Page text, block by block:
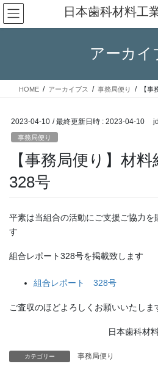
コ
ン
テ
ス
ナ
ビ
ゲ
ン
日本歯科材料工
アーカイ
HOME アーカイブス 事務局便り 【
2023-04-10 / 最終更新日時 : 2023-04-10
事務局便り
【事務局便り】材
328号
平素は当組合の活動にご支援ご協力を
す
組合レポート328号を掲載致します
組合レポート 328号
ご査収のほどよろしくお願いいたしま
日本歯科材料工業協
カテゴリー 事務局便り